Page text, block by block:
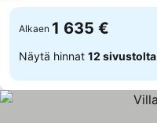
Alkaen 1 635 €
Näytä hinnat 12 sivustolta